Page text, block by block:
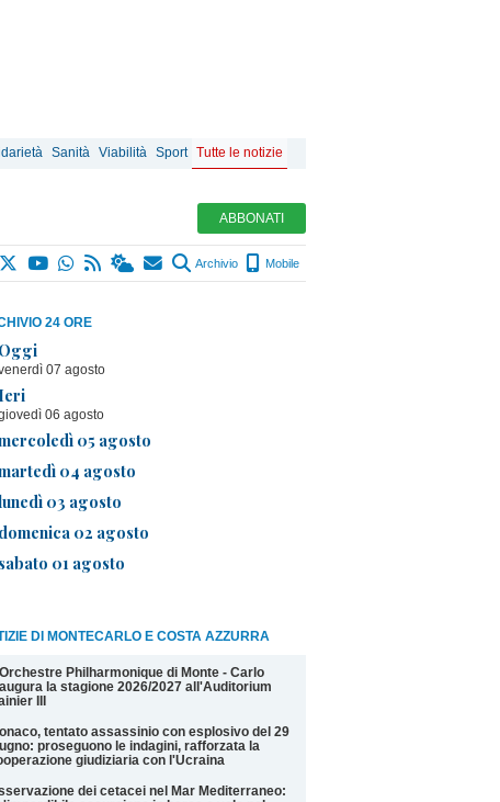
Sanità Viabilità Sport Tutte le notizie
ABBONATI
Archivio Mobile
24 ORE
Oggi
07 agosto
Ieri
06 agosto
05 agosto
04 agosto
03 agosto
domenica 02 agosto
sabato 01 agosto
DI MONTECARLO E COSTA AZZURRA
Philharmonique di Monte - Carlo
la stagione 2026/2027 all'Auditorium
III
tentato assassinio con esplosivo del 29
proseguono le indagini, rafforzata la
giudiziaria con l'Ucraina
dei cetacei nel Mar Mediterraneo: